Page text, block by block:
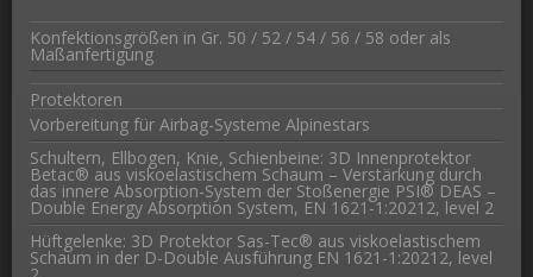
Konfektionsgrößen in Gr. 50 / 52 / 54 / 56 / 58 oder als
Maßanfertigung
Protektoren
Vorbereitung für Airbag-Systeme Alpinestars
Schultern, Ellbogen, Knie, Schienbeine: 3D Innenprotektor
Betac® aus viskoelastischem Schaum – Verstärkung durch
das innere Absorption-System der Stoßenergie PSI® DEAS –
Double Energy Absorption System, EN 1621-1:20212, level 2
Hüftgelenke: 3D Protektor Sas-Tec® aus viskoelastischem
Schaum in der D-Double Ausführung EN 1621-1:20212, level